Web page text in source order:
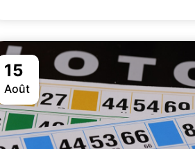
15
Août